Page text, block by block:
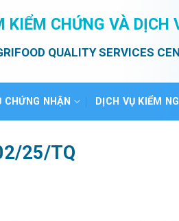
KIỂM CHỨNG VÀ DỊCH
QUALITY SERVICES
CHỨNG NHẬN DỊCH VỤ KIỂM
25/TQ